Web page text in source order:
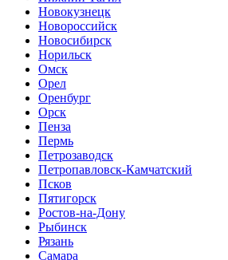
Новокузнецк
Новороссийск
Новосибирск
Норильск
Омск
Орел
Оренбург
Орск
Пенза
Пермь
Петрозаводск
Петропавловск-Камчатский
Псков
Пятигорск
Ростов-на-Дону
Рыбинск
Рязань
Самара